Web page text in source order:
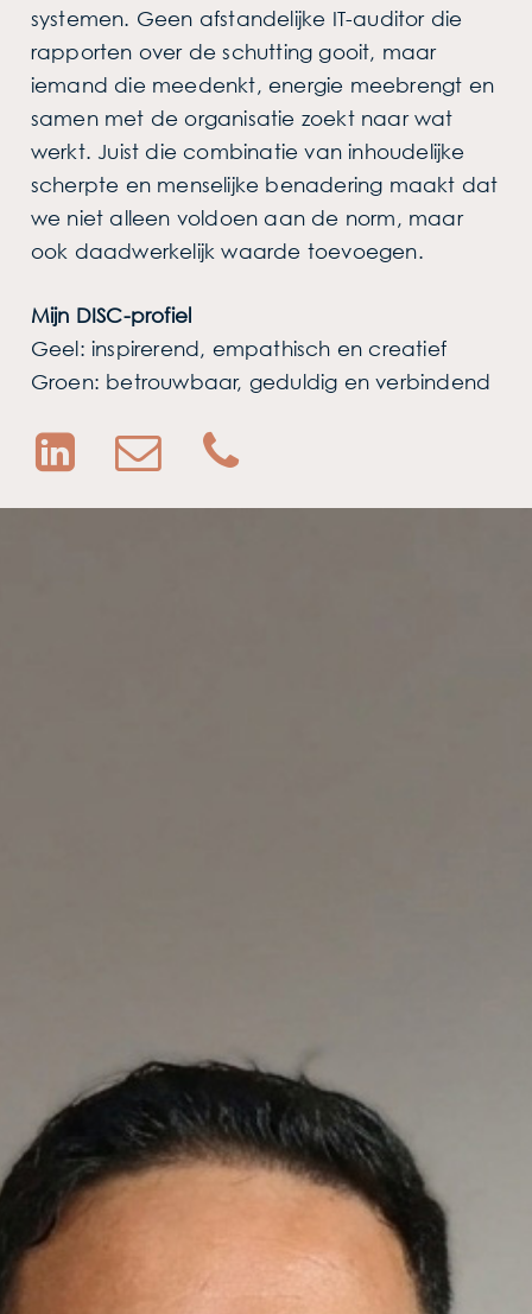
systemen. Geen afstandelijke IT-auditor die
rapporten over de schutting gooit, maar
iemand die meedenkt, energie meebrengt en
samen met de organisatie zoekt naar wat
werkt. Juist die combinatie van inhoudelijke
scherpte en menselijke benadering maakt dat
we niet alleen voldoen aan de norm, maar
ook daadwerkelijk waarde toevoegen.
Mijn DISC-profiel
Geel: inspirerend, empathisch en creatief
Groen: betrouwbaar, geduldig en verbindend